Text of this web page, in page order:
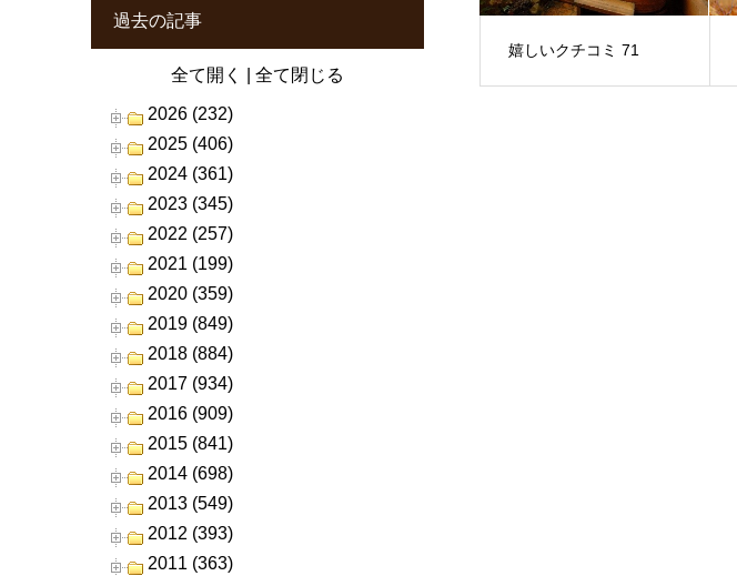
嬉しいクチコミ 71
過去の記事
全て開く 全て閉じる
2026 (232)
2025 (406)
2024 (361)
2023 (345)
2022 (257)
2021 (199)
2020 (359)
2019 (849)
2018 (884)
2017 (934)
2016 (909)
2015 (841)
2014 (698)
2013 (549)
2012 (393)
2011 (363)